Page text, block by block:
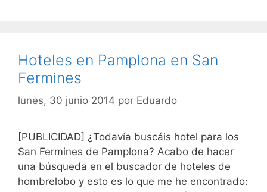
Hoteles en Pamplona en San
Fermines
lunes, 30 junio 2014 por Eduardo
[PUBLICIDAD] ¿Todavía buscáis hotel para los
San Fermines de Pamplona? Acabo de hacer
una búsqueda en el buscador de hoteles de
hombrelobo y esto es lo que me he encontrado: